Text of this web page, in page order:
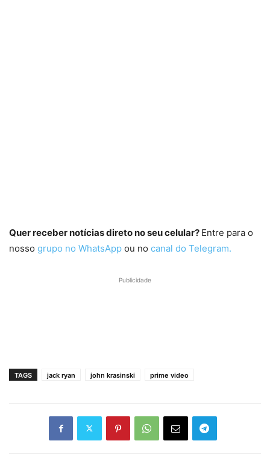
Quer receber notícias direto no seu celular? Entre para o
nosso grupo no WhatsApp ou no canal do Telegram.
Publicidade
TAGS jack ryan john krasinski prime video